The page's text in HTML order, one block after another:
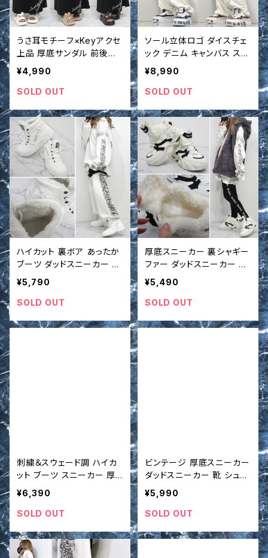
うさ耳モチーフ×Keyアクセ
上品 厚底サンダル 前後オ
ープン 軽量 シューズ
¥4,990
SOLD OUT
ソール立体ロゴ ダイスチェ
ック デニム キャンバス スニ
ーカー 厚底 靴 シューズ
¥8,990
SOLD OUT
ハイカット 裏ボア あったか
ブーツ ダッドスニーカー 靴
シューズ インポート
¥5,790
SOLD OUT
厚底スニーカー 裏シャギー
ファー ダッドスニーカー 靴
シューズ インポート
¥5,490
SOLD OUT
刺繍＆スウェード調 ハイカ
ット ブーツ スニーカー 厚
底 靴 シューズ インポート
¥6,390
SOLD OUT
ビンテージ 厚底スニーカー
ダッドスニーカー 靴 シュー
ズ インポート
¥5,990
SOLD OUT